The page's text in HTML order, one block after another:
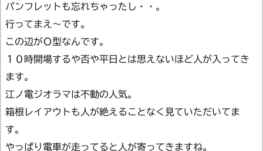
パンフレットも忘れちゃったし・・。
行ってまえ～です。
この辺がＯ型なんです。
１０時開場するや否や平日とは思えないほど人が入ってき
ます。
江ノ電ジオラマは不動の人気。
箱根レイアウトも人が絶えることなく見ていただいてま
す。
やっぱり電車が走ってると人が寄ってきますね。